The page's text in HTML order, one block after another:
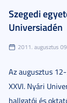
Szegedi
Universiadén
2011. augusztus
Az augusztus
XXVI. Nyári
hallgatói és